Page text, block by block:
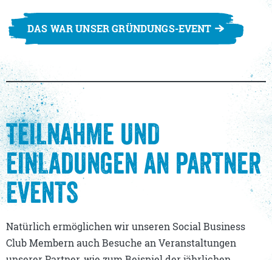
DAS WAR UNSER GRÜNDUNGS-EVENT
TEILNAHME UND
EINLADUNGEN AN PARTNER
EVENTS
Natürlich ermöglichen wir unseren Social Business
Club Membern auch Besuche an Veranstaltungen